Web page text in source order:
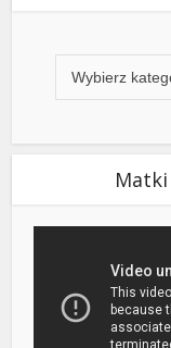
Matki